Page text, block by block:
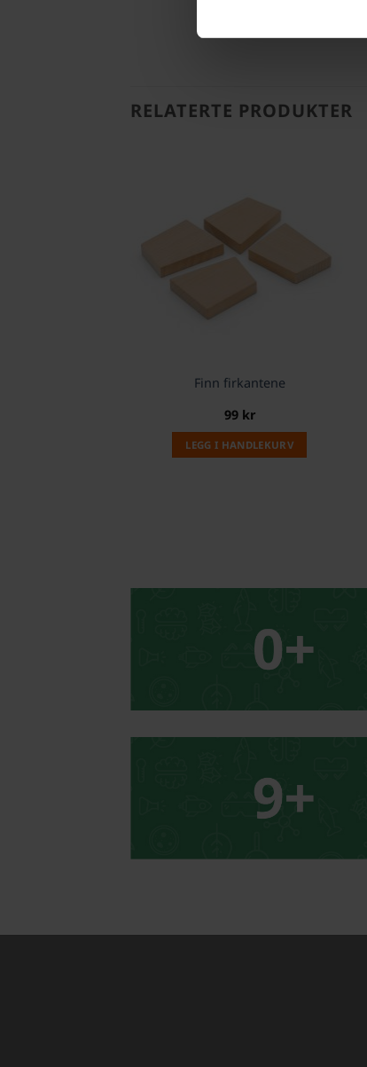
RELATERTE PRODUKTER
Finn firkantene
99 kr
LEGG I HANDLEKURV